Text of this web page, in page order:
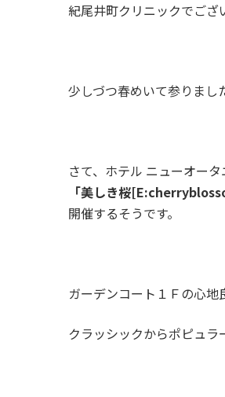
紀尾井町クリニックでござ
少しづつ春めいて参りまし
さて、ホテル ニューオータ
「美しき桜
開催するそうです。
ガーデンコート１Ｆの心地
クラッシックからポピュ